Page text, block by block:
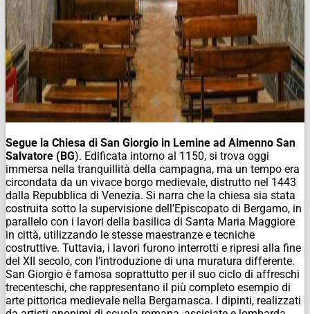
Segue la Chiesa di San Giorgio in Lemine ad Almenno San
Salvatore (BG). Edificata intorno al 1150, si trova oggi
immersa nella tranquillità della campagna, ma un tempo era
circondata da un vivace borgo medievale, distrutto nel 1443
dalla Repubblica di Venezia. Si narra che la chiesa sia stata
costruita sotto la supervisione dell’Episcopato di Bergamo, in
parallelo con i lavori della basilica di Santa Maria Maggiore
in città, utilizzando le stesse maestranze e tecniche
costruttive. Tuttavia, i lavori furono interrotti e ripresi alla fine
del XII secolo, con l’introduzione di una muratura differente.
San Giorgio è famosa soprattutto per il suo ciclo di affreschi
trecenteschi, che rappresentano il più completo esempio di
arte pittorica medievale nella Bergamasca. I dipinti, realizzati